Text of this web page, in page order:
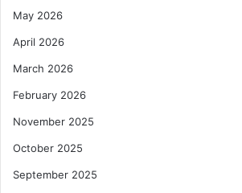
May 2026
April 2026
March 2026
February 2026
November 2025
October 2025
September 2025